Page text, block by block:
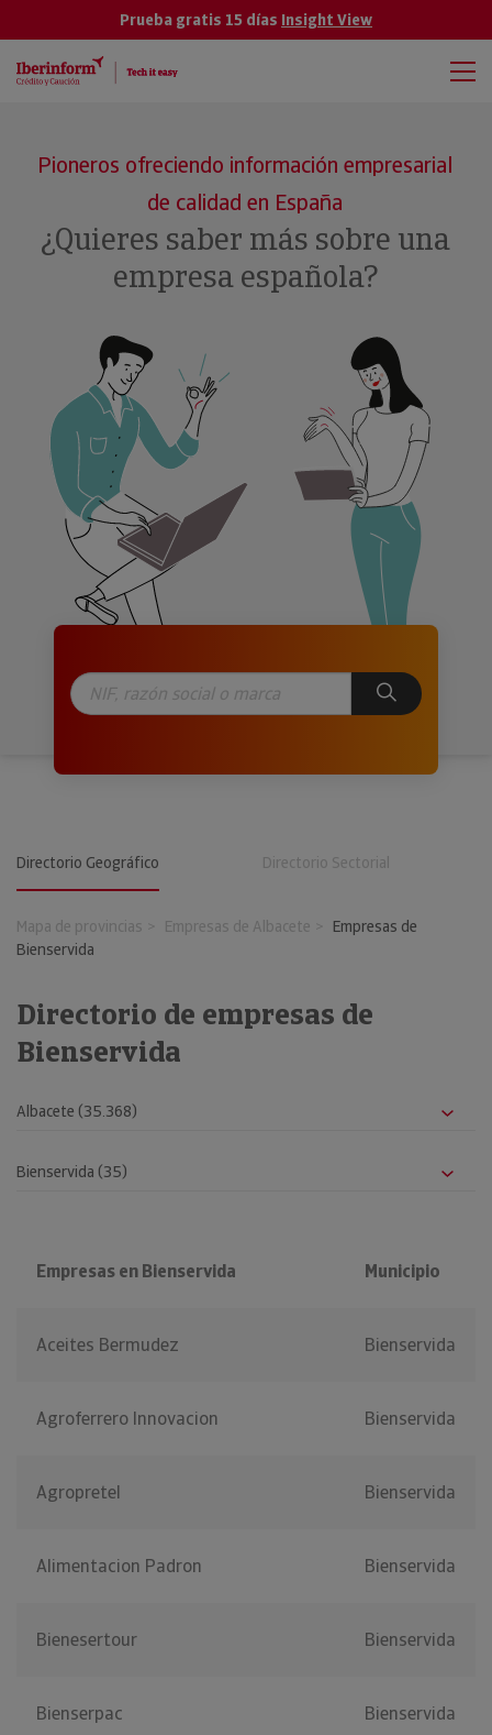
Prueba gratis 15 días Insight View
Pioneros ofreciendo información empresarial
de calidad en España
¿Quieres saber más sobre una
empresa española?
Directorio Geográfico Directorio Sectorial
Mapa de provincias Empresas de Albacete
Empresas de
Bienservida
Directorio de empresas de
Bienservida
Empresas en Bienservida Municipio
Aceites Bermudez Bienservida
Agroferrero Innovacion Bienservida
Agropretel Bienservida
Alimentacion Padron Bienservida
Bienesertour Bienservida
Bienserpac Bienservida